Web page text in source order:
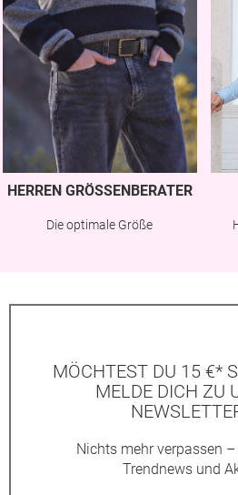
HERREN GRÖSSENBERATER
Die optimale Größe
MÖCHTEST DU 15 €*
MELDE DICH ZU
Nichts mehr verpassen
Trendnews und